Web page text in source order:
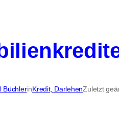
BüchlerinKredit, DarlehenZuletzt